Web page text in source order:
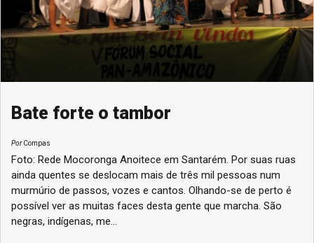
Bate forte o tambor
PorCompas
Foto: Rede Mocoronga Anoitece em Santarém. Por suas ruas
ainda quentes se deslocam mais de três mil pessoas num
murmúrio de passos, vozes e cantos. Olhando-se de perto é
possível ver as muitas faces desta gente que marcha. São
negras, indígenas, me...